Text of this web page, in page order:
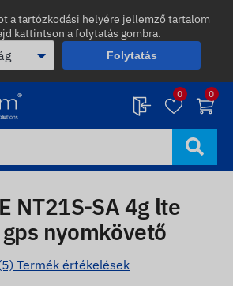
a tartózkodási helyére jellemző tartalom
kattintson a folytatás gombra.
Folytatás
0 0
NT21S-SA 4g lte
nyomkövető
Termék értékelések